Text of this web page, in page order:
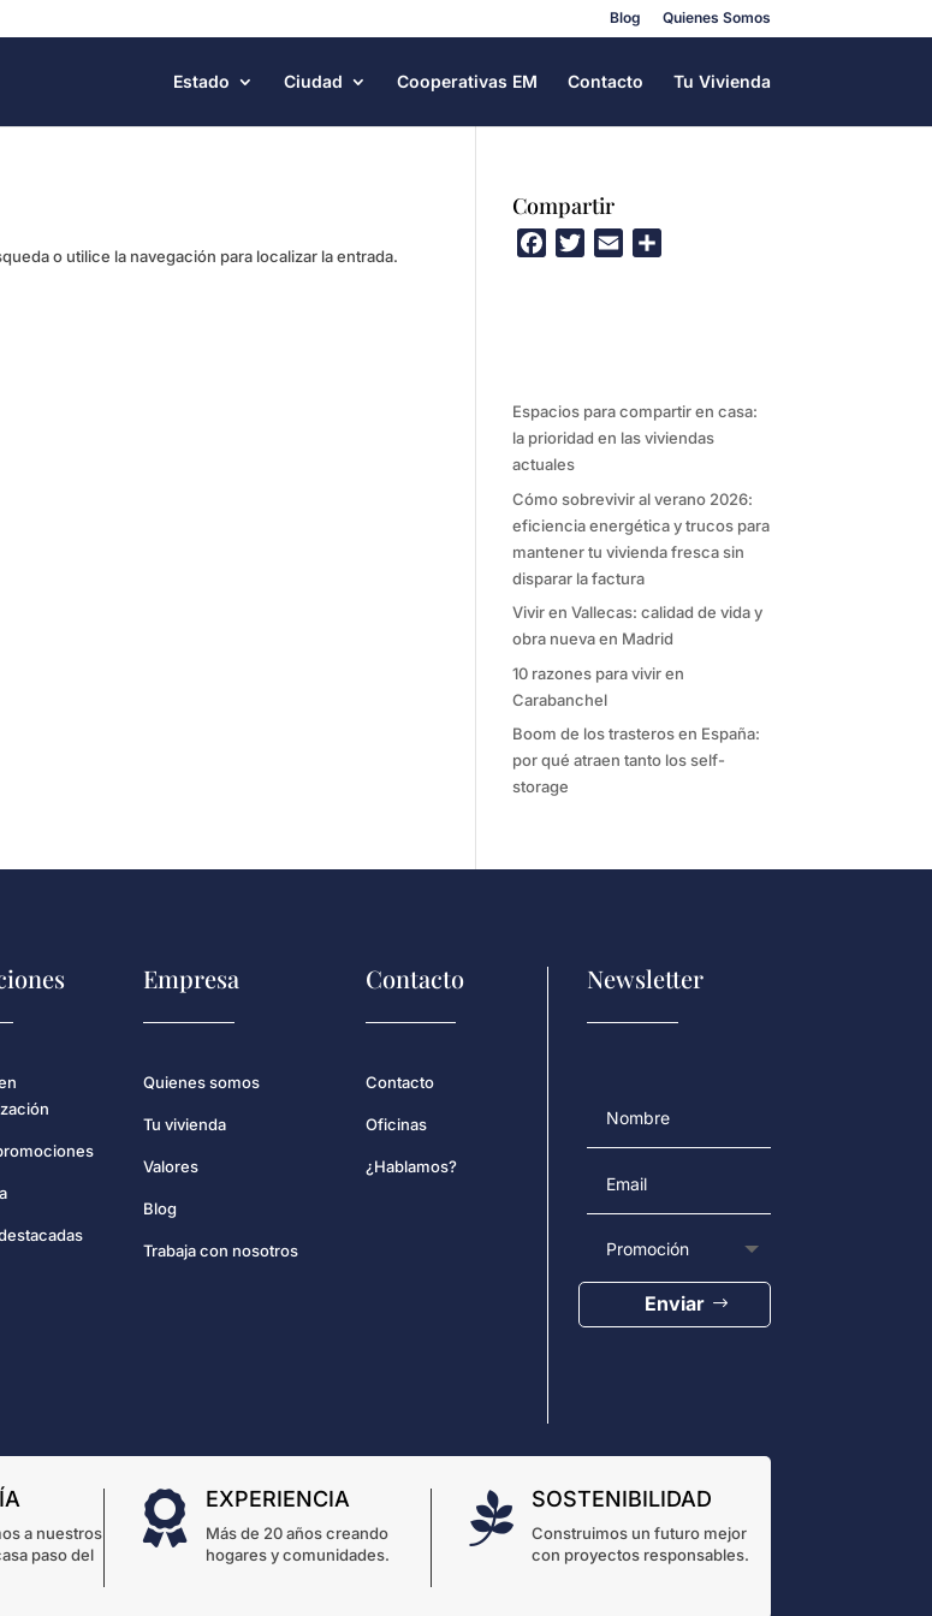
Blog Quienes Somos
Estado Ciudad Cooperativas EM Contacto Tu Vivienda
o utilice la navegación para localizar la entrada.
Compartir
o
k
r
t
i
Espacios para compartir en casa:
la prioridad en las viviendas
actuales
Cómo sobrevivir al verano 2026:
eficiencia energética y trucos para
mantener tu vivienda fresca sin
disparar la factura
Vivir en Vallecas: calidad de vida y
obra nueva en Madrid
10 razones para vivir en
Carabanchel
Boom de los trasteros en España:
por qué atraen tanto los self-
storage
Empresa
Quienes somos
Tu vivienda
Valores
Blog
Trabaja con nosotros
Contacto
Contacto
Oficinas
¿Hablamos?
Newsletter
Enviar
a nuestros
paso del
 EXPERIENCIA
Más de 20 años creando
hogares y comunidades.
 SOSTENIBILIDAD
Construimos un futuro mejor
con proyectos responsables.